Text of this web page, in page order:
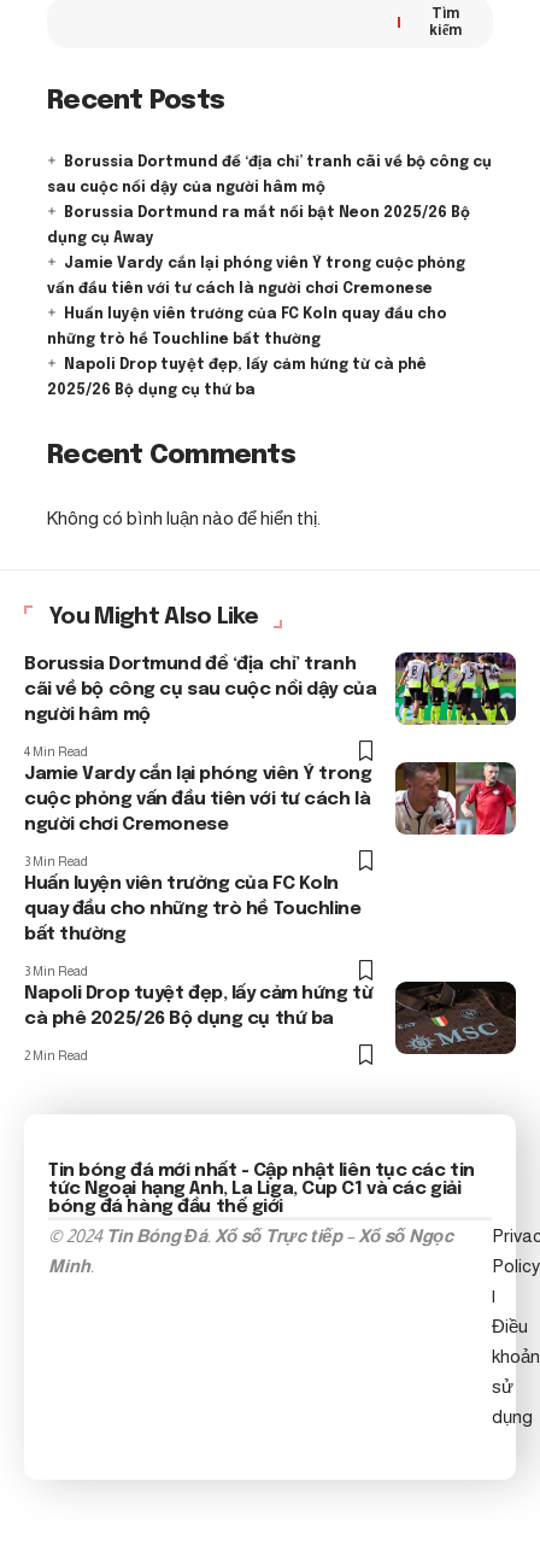
Tìm
kiếm
Recent Posts
Borussia Dortmund để ‘địa chỉ’ tranh cãi về bộ công cụ
sau cuộc nổi dậy của người hâm mộ
Borussia Dortmund ra mắt nổi bật Neon 2025/26 Bộ
dụng cụ Away
Jamie Vardy cắn lại phóng viên Ý trong cuộc phỏng
vấn đầu tiên với tư cách là người chơi Cremonese
Huấn luyện viên trưởng của FC Koln quay đầu cho
những trò hề Touchline bất thường
Napoli Drop tuyệt đẹp, lấy cảm hứng từ cà phê
2025/26 Bộ dụng cụ thứ ba
Recent Comments
Không có bình luận nào để hiển thị.
You Might Also Like
Borussia Dortmund để ‘địa chỉ’ tranh
cãi về bộ công cụ sau cuộc nổi dậy của
người hâm mộ
4 Min Read
Jamie Vardy cắn lại phóng viên Ý trong
cuộc phỏng vấn đầu tiên với tư cách là
người chơi Cremonese
3 Min Read
Huấn luyện viên trưởng của FC Koln
quay đầu cho những trò hề Touchline
bất thường
3 Min Read
Napoli Drop tuyệt đẹp, lấy cảm hứng từ
cà phê 2025/26 Bộ dụng cụ thứ ba
2 Min Read
Tin bóng đá mới nhất - Cập nhật liên tục các tin
tức Ngoại hạng Anh, La Liga, Cup C1 và các giải
bóng đá hàng đầu thế giới
© 2024 Tin Bóng Đá. Xổ số Trực tiếp–Xổ số Ngọc
Minh.
Policy
|
Điều
khoản
sử
dụng